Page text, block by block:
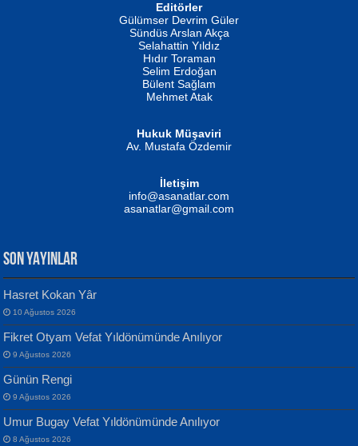
İSMAİL OKUTAN
Erkeklerin Kahrolması Ne Demektir
MUSTAFA KELOĞLU
Yarına İz Bırakmak...
Evvel Zaman Tanrıçası...
Yılmaz Ekinci
Geceye Söylenen...
Editörler
Gülümser Devrim Güler
Sündüs Arslan Akça
Selahattin Yıldız
Hıdır Toraman
Selim Erdoğan
Bülent Sağlam
Mehmet Atak
Hukuk Müşaviri
Av. Mustafa Özdemir
İletişim
info@asanatlar.com
asanatlar@gmail.com
SON YAYINLAR
Hasret Kokan Yâr
10 Ağustos 2026
Fikret Otyam Vefat Yıldönümünde Anılıyor
9 Ağustos 2026
Günün Rengi
9 Ağustos 2026
Umur Bugay Vefat Yıldönümünde Anılıyor
8 Ağustos 2026